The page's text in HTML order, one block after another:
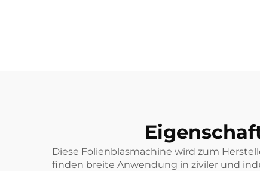
Diese Folienblasmachine wird zum
finden breite Anwendung in ziviler und